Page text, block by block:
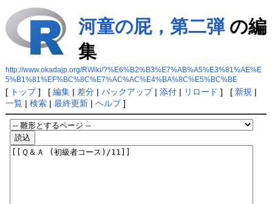
河童の屁，第二弾の編
集
http://www.okadajp.org/RWiki/?%E6%B2%B3%E7%AB%A5%E3%81%AE%E
5%B1%81%EF%BC%8C%E7%AC%AC%E4%BA%8C%E5%BC%BE
[ トップ] [ 編集| 差分| バックアップ| 添付| リロード ] [ 新規 |
一覧| 検索| 最終更新| ヘルプ]